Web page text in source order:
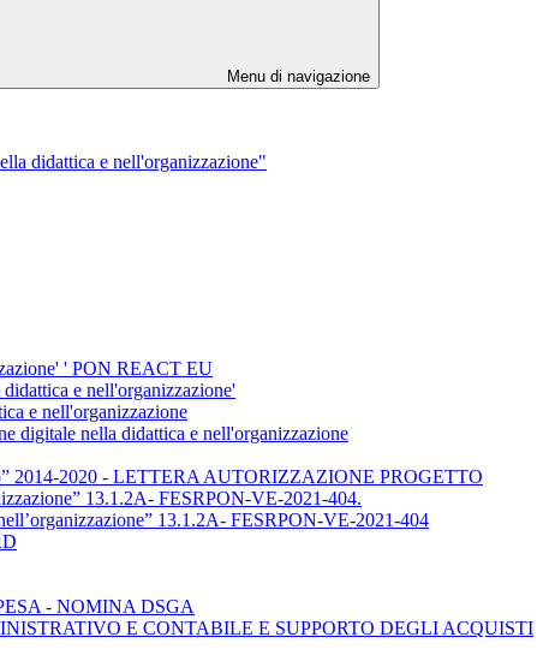
Menu di navigazione
didattica e nell'organizzazione"
' PON REACT EU
e nell'organizzazione'
e nell'organizzazione
digitale nella didattica e nell'organizzazione
2014-2020 - LETTERA AUTORIZZAZIONE PROGETTO
13.1.2A- FESRPON-VE-2021-404.
13.1.2A- FESRPON-VE-2021-404
- NOMINA DSGA
E CONTABILE E SUPPORTO DEGLI ACQUISTI